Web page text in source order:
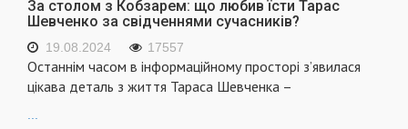
За столом з Кобзарем: що любив їсти Тарас
Шевченко за свідченнями сучасників?
19.08.2024 17557
Останнім часом в інформаційному просторі з’явилася
цікава деталь з життя Тараса Шевченка –